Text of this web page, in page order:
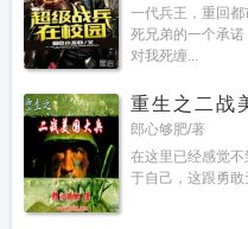
一代兵王，重回
死兄弟的一个承诺
对我死缠...
重生之二战
郎心够肥/著
在这里已经感觉
于自己，这跟勇